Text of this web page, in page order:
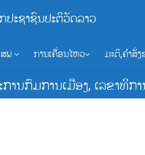
ປະຊາຊົນປະຕິວັດລາວ
ພ ການເຄື່ອນໄຫວ ມະຕິ,ຄຳສັ່
ານກົມການເມືອງ, ເລຂາທິ